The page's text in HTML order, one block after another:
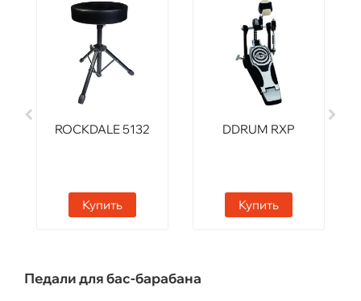
ROCKDALE 5132
Купить
DDRUM RXP
Купить
Педали для бас-барабана